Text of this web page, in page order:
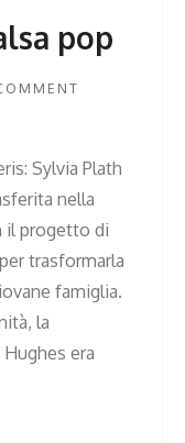
pop
Sylvia Plath
nella
il progetto di
trasformarla
famiglia.
la
era